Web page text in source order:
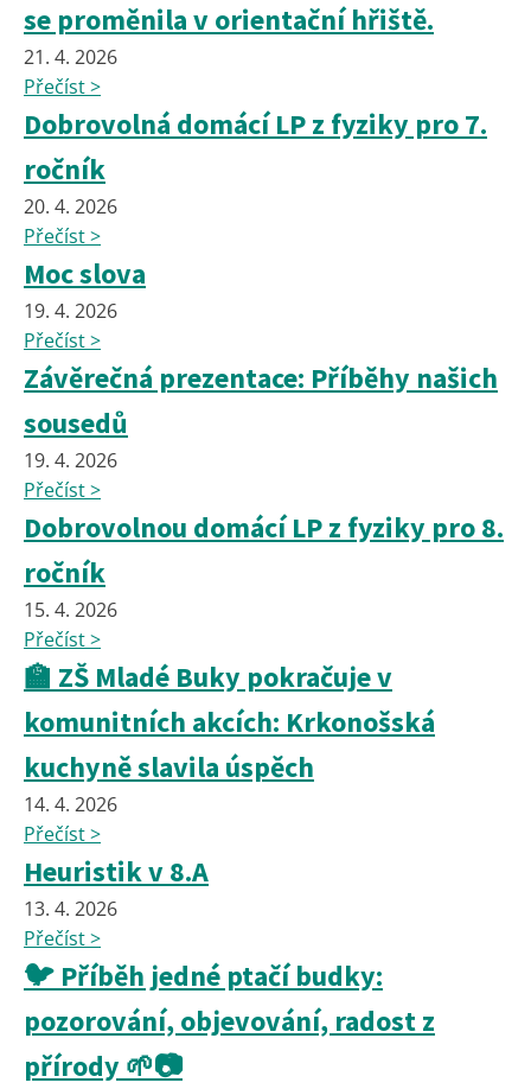
se proměnila v orientační hřiště.
21. 4. 2026
Přečíst >
Dobrovolná domácí LP z fyziky pro 7.
ročník
20. 4. 2026
Přečíst >
Moc slova
19. 4. 2026
Přečíst >
Závěrečná prezentace: Příběhy našich
sousedů
19. 4. 2026
Přečíst >
Dobrovolnou domácí LP z fyziky pro 8.
ročník
15. 4. 2026
Přečíst >
🏫 ZŠ Mladé Buky pokračuje v
komunitních akcích: Krkonošská
kuchyně slavila úspěch
14. 4. 2026
Přečíst >
Heuristik v 8.A
13. 4. 2026
Přečíst >
🐦 Příběh jedné ptačí budky:
pozorování, objevování, radost z
přírody 🌱📷